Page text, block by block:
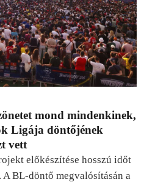
mond mindenkinek,
Ligája döntőjének
vett
előkészítése hosszú időt
BL-döntő megvalósításán a